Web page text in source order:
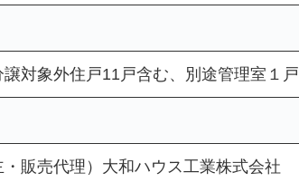
譲対象外住戸11戸含む、別途管理室１戸
・販売代理）大和ハウス工業株式会社